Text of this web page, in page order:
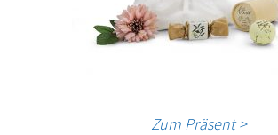
Zum Präsent >